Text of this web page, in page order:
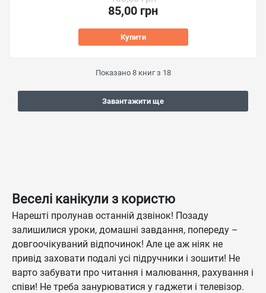
85,00 грн
Купити
Показано 8книг з 18
Завантажити ще
Веселі канікули з користю
Нарешті пролунав останній дзвінок! Позаду
залишилися уроки, домашні завдання, попереду –
довгоочікуваний відпочинок! Але це аж ніяк не
привід заховати подалі усі підручники і зошити! Не
варто забувати про читання і малювання, рахування і
співи! Не треба занурюватися у гаджети і телевізор.